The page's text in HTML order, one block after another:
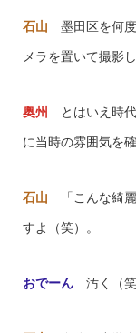
石山 墨田区を何
メラを置いて撮影
奥州 とはいえ時代
に当時の雰囲気を
石山 「こんな綺
すよ（笑）。
おでーん汚く（笑